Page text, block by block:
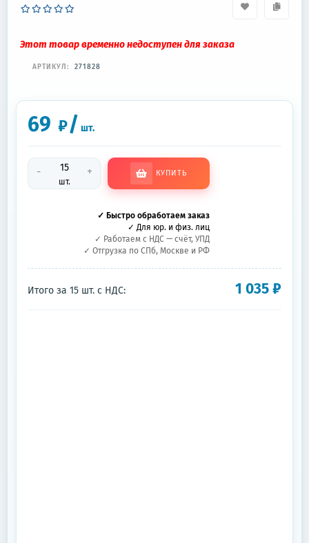
Этот товар временно недоступен для заказа
АРТИКУЛ: 271828
69 ₽/ шт.
-
шт.
+ КУПИТЬ
✓ Быстро обработаем заказ
✓ Для юр. и физ. лиц
✓ Работаем с НДС — счёт, УПД
✓ Отгрузка по СПб, Москве и РФ
Итого за 15 шт. с НДС: 1 035₽